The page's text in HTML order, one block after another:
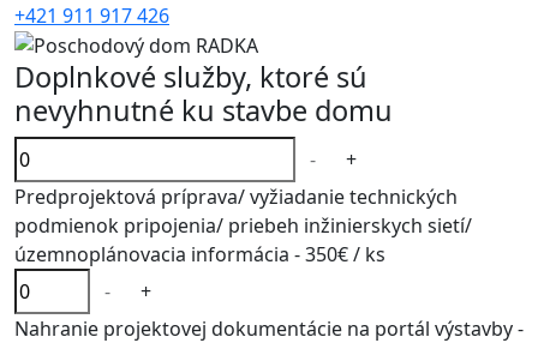
+421 911 917 426
Doplnkové služby, ktoré sú
nevyhnutné ku stavbe domu
-
+
Predprojektová príprava/ vyžiadanie technických
podmienok pripojenia/ priebeh inžinierskych sietí/
územnoplánovacia informácia -350€/ ks
-
+
Nahranie projektovej dokumentácie na portál výstavby -